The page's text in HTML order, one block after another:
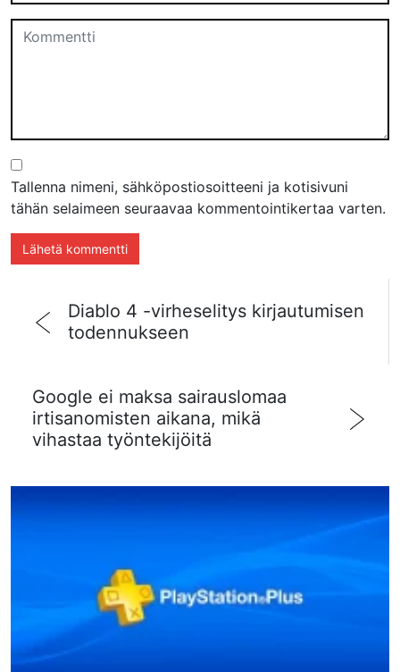
Tallenna nimeni, sähköpostiosoitteeni ja kotisivuni
tähän selaimeen seuraavaa kommentointikertaa varten.
Diablo 4 -virheselitys kirjautumisen
todennukseen
Google ei maksa sairauslomaa
irtisanomisten aikana, mikä
vihastaa työntekijöitä